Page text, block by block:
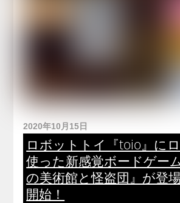
2020年10月15日
ロボットトイ『toio』に
使った新感覚ボードゲー
の美術館と怪盗団』が登
開始！